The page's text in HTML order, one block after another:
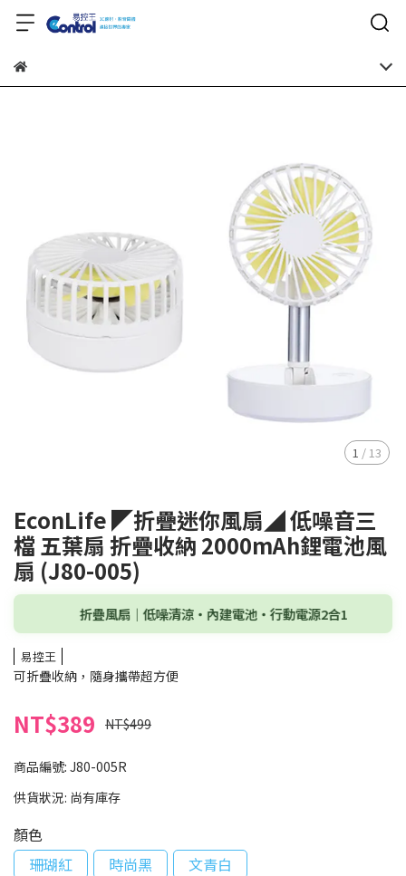
1 / 13
EconLife ◤折疊迷你風扇◢ 低噪音三
檔 五葉扇 折疊收納 2000mAh鋰電池風
扇 (J80-005)
折疊風扇｜低噪清涼・內建電池・行動電源2合1
易控王
可折疊收納，隨身攜帶超方便
NT$389 NT$499
商品編號: J80-005R
供貨狀況: 尚有庫存
顏色
珊瑚紅
時尚黑 文青白